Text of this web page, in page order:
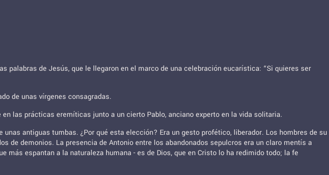
palabras de Jesús, que le llegaron en el marco de una celebración eucarística: “Si quieres ser
de unas vírgenes consagradas.
las prácticas eremíticas junto a un cierto Pablo, anciano experto en la vida solitaria.
antiguas tumbas. ¿Por qué esta elección? Era un gesto profético, liberador. Los hombres de su
de demonios. La presencia de Antonio entre los abandonados sepulcros era un claro mentís a
espantan a la naturaleza humana - es de Dios, que en Cristo lo ha redimido todo; la fe